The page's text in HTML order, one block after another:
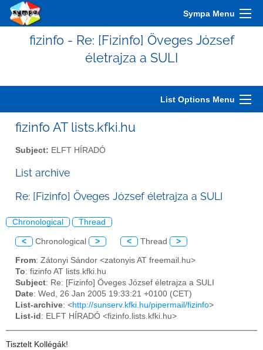
Sympa Menu
fizinfo - Re: [Fizinfo] Öveges József
életrajza a SULI
List Options Menu
fizinfo AT lists.kfki.hu
Subject: ELFT HÍRADÓ
List archive
Re: [Fizinfo] Öveges József életrajza a SULI
Chronological Thread
< Chronological > < Thread >
From: Zátonyi Sándor <zatonyis AT freemail.hu>
To: fizinfo AT lists.kfki.hu
Subject: Re: [Fizinfo] Öveges József életrajza a SULI
Date: Wed, 26 Jan 2005 19:33:21 +0100 (CET)
List-archive: <http://sunserv.kfki.hu/pipermail/fizinfo>
List-id : ELFT HÍRADÓ <fizinfo.lists.kfki.hu>
Tisztelt Kollégák!